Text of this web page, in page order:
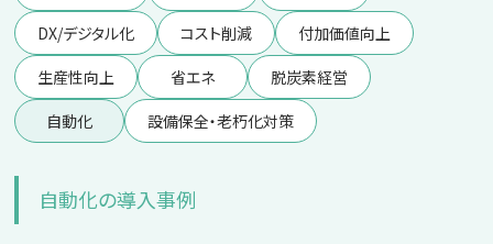
DX/デジタル化
コスト削減
付加価値向上
生産性向上
省エネ
脱炭素経営
自動化
設備保全・老朽化対策
自動化の導入事例